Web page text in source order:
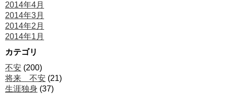
2014年4月
2014年3月
2014年2月
2014年1月
カテゴリ
不安 (200)
将来 不安 (21)
生涯独身 (37)